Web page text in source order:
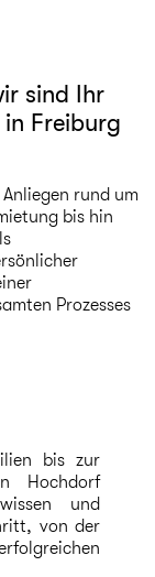
sind Ihr
Freiburg
rund um
bis hin
Prozesses
bis zur
Hochdorf
und
von der